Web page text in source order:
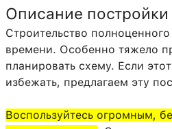
Описание постройки
Строительство
времени. Особенно тяжело
планировать схему. Если
избежать, предлагаем эту
Воспользуйтесь огромным,